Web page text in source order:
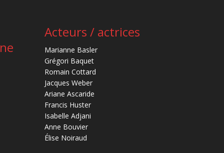
Acteurs / actrices
Marianne Basler
Grégori Baquet
Romain Cottard
Jacques Weber
Ariane Ascaride
Francis Huster
Isabelle Adjani
Anne Bouvier
Élise Noiraud